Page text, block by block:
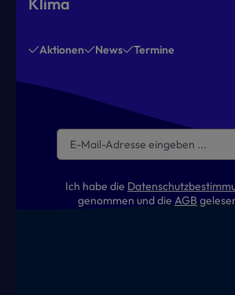
Aktionen News Termine
Ich habe die
genommen und die AGB